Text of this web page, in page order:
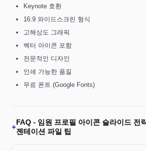
Keynote 호환
16:9 와이드스크린 형식
고해상도 그래픽
벡터 아이콘 포함
전문적인 디자인
인쇄 가능한 품질
무료 폰트 (Google Fonts)
+
FAQ - 임원 프로필 아이콘 슬라이드 전
젠테이션 파일 팁